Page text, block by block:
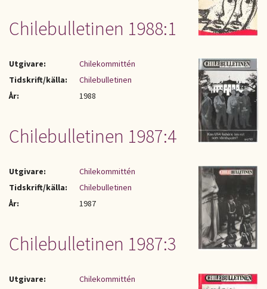
Chilebulletinen 1988:1
Utgivare:
Chilekommittén
Tidskrift/källa:
Chilebulletinen
År:
1988
Chilebulletinen 1987:4
Utgivare:
Chilekommittén
Tidskrift/källa:
Chilebulletinen
År:
1987
Chilebulletinen 1987:3
Utgivare:
Chilekommittén